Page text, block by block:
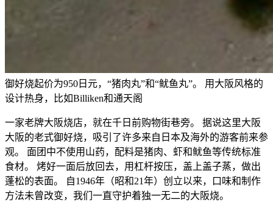
御好烧起价为950日元，“猪肉丸”和“鱿鱼丸”。 用大阪风格的
设计热身，比如Billiken和通天阁
一家老牌大阪烧店，就在千日前购物街巷旁。 据说这里大阪
大阪的老式御好烧，吸引了许多来自日本及海外的游客前来参
观。 面团中不使用山药，配料是猪肉、虾和鱿鱼等传统标准
食材。 烤好一面后放回去，用杠杆按压，盖上盖子蒸，做出
蓬松的表面。 自1946年（昭和21年）创立以来，口味和制作
方法未曾改变，我们一直守护着独一无二的大阪烧。